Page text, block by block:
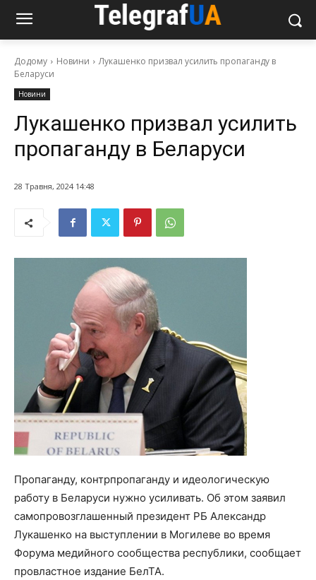
Додому Новини
Лукашенко призвал усилить пропаганду в
Беларуси
Новини
Лукашенко призвал усилить
пропаганду в Беларуси
28 Травня, 2024 14:48
Пропаганду, контрпропаганду и идеологическую
работу в Беларуси нужно усиливать. Об этом заявил
самопровозглашенный президент РБ Александр
Лукашенко на выступлении в Могилеве во время
Форума медийного сообщества республики, сообщает
провластное издание БелТА.